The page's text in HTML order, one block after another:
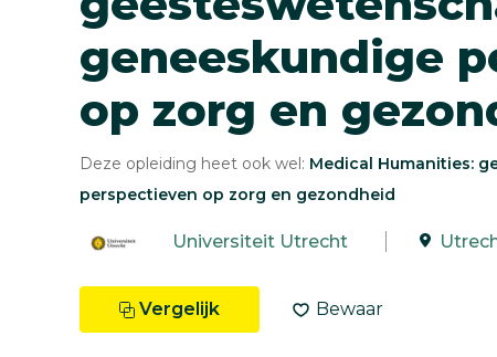
geneeskundige
op zorg en
Deze opleiding heet ook wel: Medical Humanities:
perspectieven op zorg en gezondheid
Universiteit Utrecht
Vergelijk Bewaar